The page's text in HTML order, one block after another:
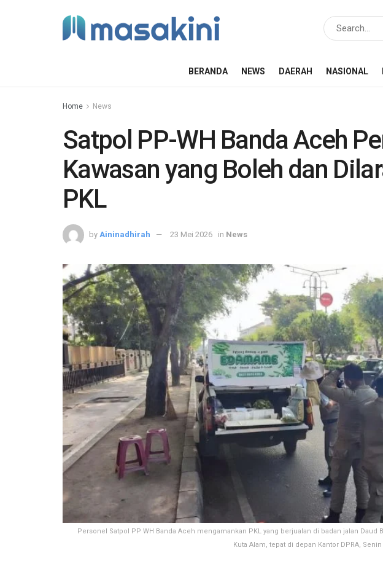
BERANDA NEWS DAERAH NASIONAL
Home News
Satpol PP-WH Banda Aceh
Kawasan yang Boleh dan
PKL
by Aininadhirah 23 Mei 2026 in News
Personel Satpol PP WH Banda Aceh mengamankan PKL yang berjualan di badan jalan Daud
Kuta Alam, tepat di depan Kantor DPRA,